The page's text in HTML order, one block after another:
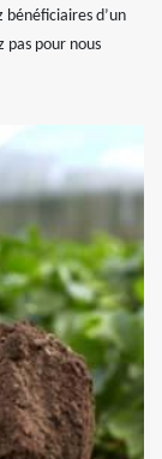
bénéficiaires d’un
pas pour nous